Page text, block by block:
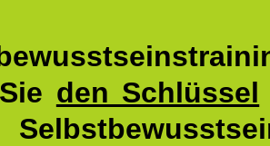
Sie den Schlüssel